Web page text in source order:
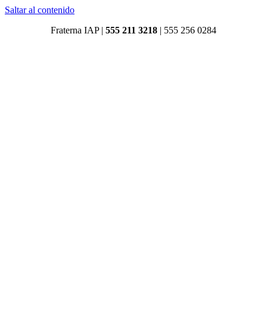
Saltar al contenido
Fraterna IAP | 555 211 3218 | 555 256 0284